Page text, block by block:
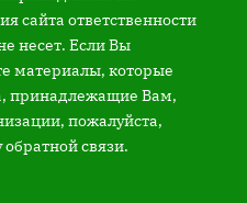
сайта ответственности
несет. Если Вы
материалы, которые
принадлежащие Вам,
пожалуйста,
связи.